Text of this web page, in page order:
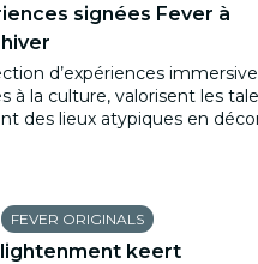
signées Fever à
d’expériences
à la culture, valorisent les
des lieux atypiques en
FEVER ORIGINALS
keert